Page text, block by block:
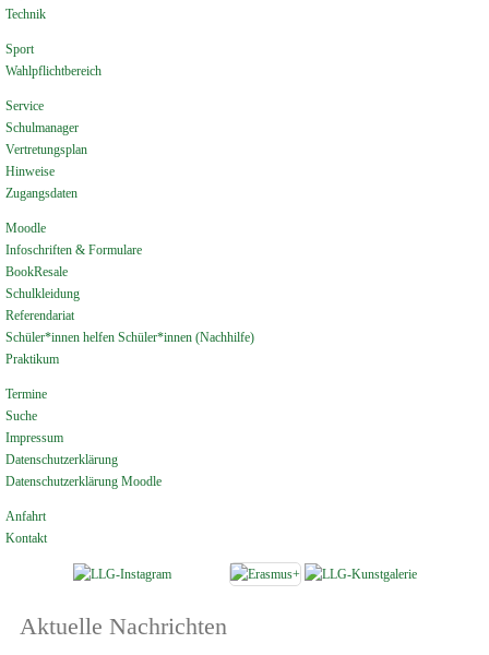
Technik
Sport
Wahlpflichtbereich
Service
Schulmanager
Vertretungsplan
Hinweise
Zugangsdaten
Moodle
Infoschriften & Formulare
BookResale
Schulkleidung
Referendariat
Schüler*innen helfen Schüler*innen (Nachhilfe)
Praktikum
Termine
Suche
Impressum
Datenschutzerklärung
Datenschutzerklärung Moodle
Anfahrt
Kontakt
Aktuelle Nachrichten